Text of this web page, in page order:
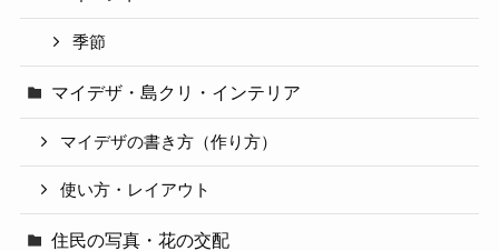
季節
マイデザ・島クリ・インテリア
マイデザの書き方（作り方）
使い方・レイアウト
住民の写真・花の交配